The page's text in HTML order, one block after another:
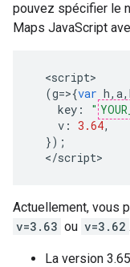
pouvez spécifier le
Maps JavaScript
<script
(g=>{var h, a,
key : "
v : 3.64,
});
</script>
Actuellement, vous
v=3.63 ou v=3.62 .
La version